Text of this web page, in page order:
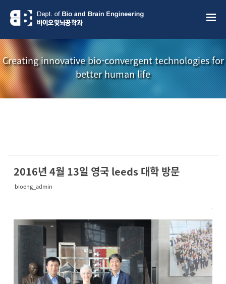
Creating innovative bio-convergent technologies for
better human life
소식지
2016년 4월 13일 영국 leeds 대학 방문
bioeng_admin